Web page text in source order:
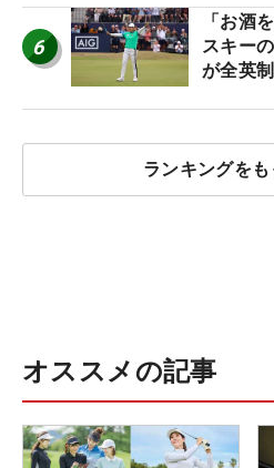
6
「お酒
スキー
が全英
ランキングを
オススメの記事